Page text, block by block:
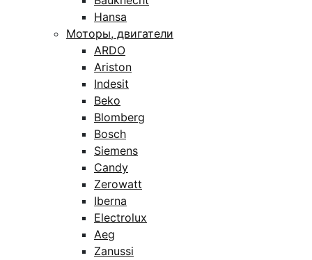
Hansa
Моторы, двигатели
ARDO
Ariston
Indesit
Beko
Blomberg
Bosch
Siemens
Candy
Zerowatt
Iberna
Electrolux
Aeg
Zanussi